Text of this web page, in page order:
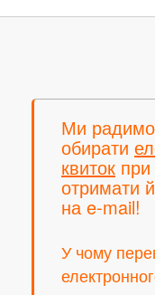
Ми
обирати
квиток при
отримати
на e-mail!
У чому